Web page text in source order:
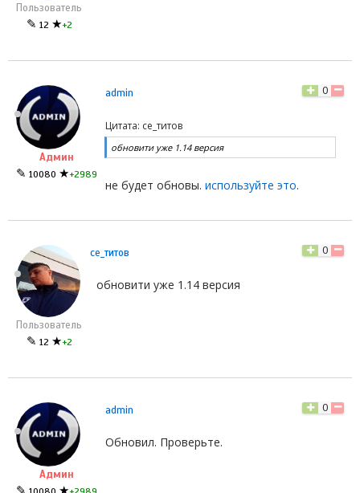
Пользователь
✎ 12 ★+2
Админ
✎ 10080 ★+2989
admin 0
Цитата: се_титов
обновити уже 1.14 версия
не будет обновы. используйте это.
Пользователь
✎ 12 ★+2
се_титов 0
обновити уже 1.14 версия
Админ
admin 0
Обновил. Проверьте.